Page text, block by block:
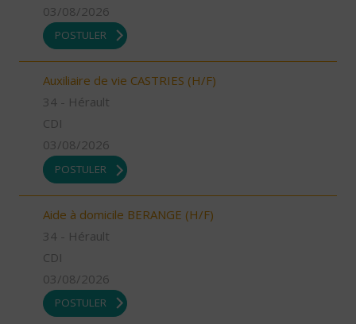
03/08/2026
POSTULER
Auxiliaire de vie CASTRIES (H/F)
34 - Hérault
CDI
03/08/2026
POSTULER
Aide à domicile BERANGE (H/F)
34 - Hérault
CDI
03/08/2026
POSTULER